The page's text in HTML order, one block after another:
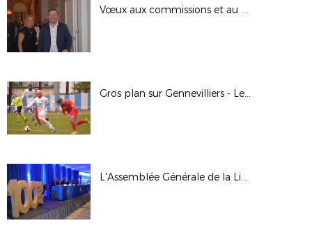
Vœux aux commissions et au CCJ 1/2
Gros plan sur Gennevilliers - Le Mans
L'Assemblée Générale de la Ligue en images